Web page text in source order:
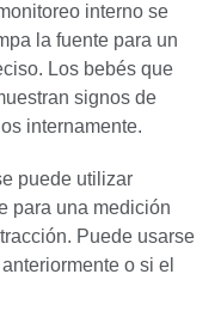
interno se
la fuente para un
Los bebés que
signos de
internamente.
puede utilizar
para una medición
Puede usarse
o si el